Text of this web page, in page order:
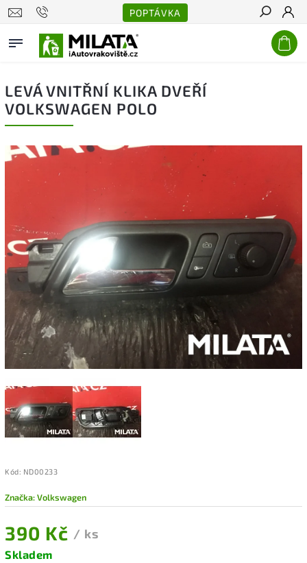
POPTÁVKA
Hledat
LEVÁ VNITŘNÍ KLIKA DVEŘÍ
VOLKSWAGEN POLO
Kód: ND00233
Značka:Volkswagen
390 Kč / ks
Skladem